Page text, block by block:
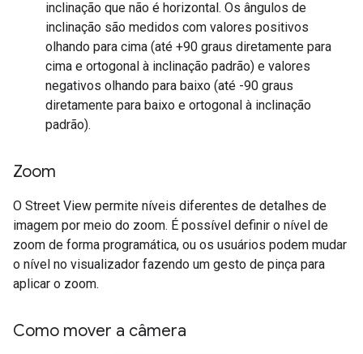
inclinação que não é horizontal. Os ângulos de
inclinação são medidos com valores positivos
olhando para cima (até +90 graus diretamente para
cima e ortogonal à inclinação padrão) e valores
negativos olhando para baixo (até -90 graus
diretamente para baixo e ortogonal à inclinação
padrão).
Zoom
O Street View permite níveis diferentes de detalhes de
imagem por meio do zoom. É possível definir o nível de
zoom de forma programática, ou os usuários podem mudar
o nível no visualizador fazendo um gesto de pinça para
aplicar o zoom.
Como mover a câmera